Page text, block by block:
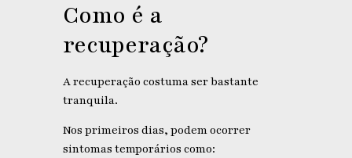
Como é a
recuperação?
A recuperação costuma ser bastante
tranquila.
Nos primeiros dias, podem ocorrer
sintomas temporários como: